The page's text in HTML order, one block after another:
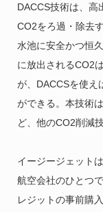
DACCS技術は、高
CO2をろ過・除去
水池に安全かつ恒
に放出されるCO2
が、DACCSを使え
ができる。本技術
ど、他のCO2削減
イージージェット
航空会社のひとつ
レジットの事前購